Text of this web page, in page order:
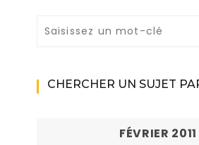
CHERCHER UN SUJET
FÉVRIER 2011